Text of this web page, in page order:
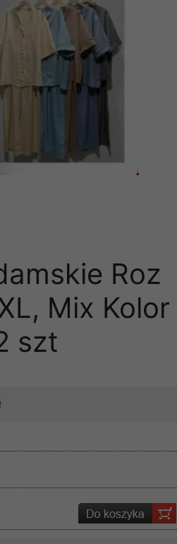
Roz
Mix Kolor
szt